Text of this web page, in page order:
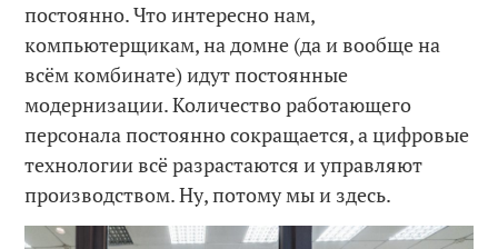
постоянно. Что интересно нам,
компьютерщикам, на домне (да и вообще на
всём комбинате) идут постоянные
модернизации. Количество работающего
персонала постоянно сокращается, а цифровые
технологии всё разрастаются и управляют
производством. Ну, потому мы и здесь.